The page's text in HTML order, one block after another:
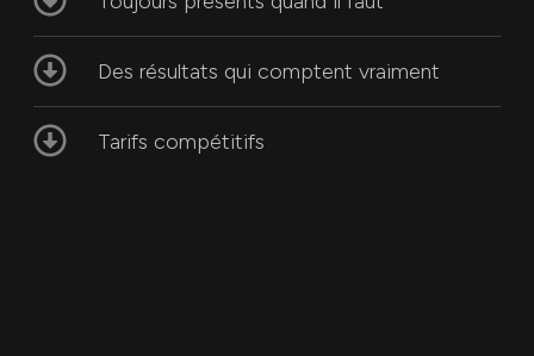
Des résultats qui comptent vraiment
Tarifs compétitifs